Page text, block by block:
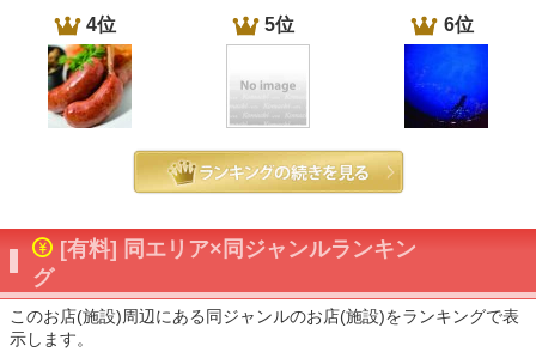
4位 5位 6位
[有料] 同エリア×同ジャンルランキン
グ
このお店(施設)周辺にある同ジャンルのお店(施設)をランキングで表
示します。